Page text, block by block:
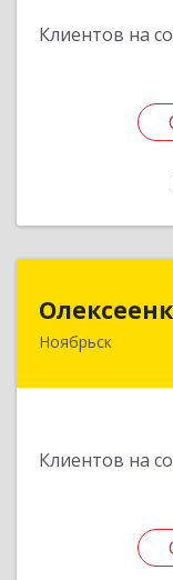
Клиентов на
Ноябрьск
Клиентов на
629804,